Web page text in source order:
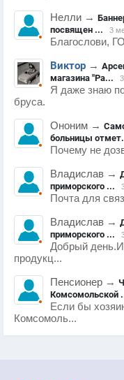
Нелли →
посвящен ...
3
Благослови,
Виктор →
магазина "Ра...
Я даже знаю
бруса.
Ононим →
больницы
Почему не
Владислав →
приморского ...
Почта для
Владислав →
приморского ...
Добрый
продукц...
Пенсионер →
Комсомольской
Если бы
Комсомоль...